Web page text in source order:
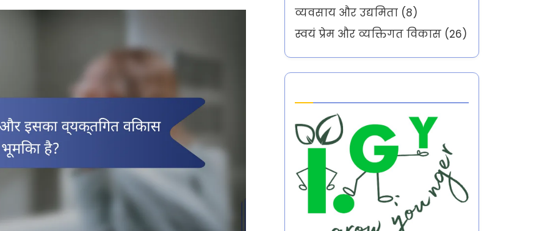
व्यवसाय और उद्यमिता (8)
स्वयं प्रेम और व्यक्तिगत विकास (26)